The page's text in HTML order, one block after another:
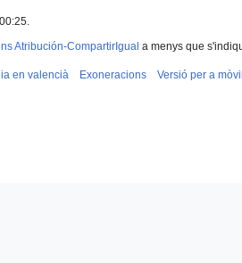
Atribución-CompartirIgual a menys que
en valencià Exoneracions Versió per a